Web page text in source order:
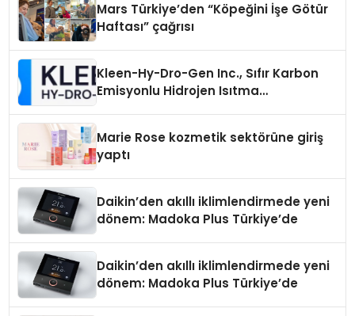
Mars Türkiye’den “Köpeğini İşe Götür
Haftası” çağrısı
Kleen-Hy-Dro-Gen Inc., Sıfır Karbon
Emisyonlu Hidrojen Isıtma
Marie Rose kozmetik sektörüne giriş
yaptı
Daikin’den akıllı iklimlendirmede yeni
dönem: Madoka Plus Türkiye’de
Daikin’den akıllı iklimlendirmede yeni
dönem: Madoka Plus Türkiye’de